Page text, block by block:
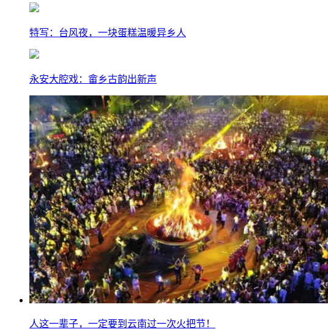
特写：台风夜，一块蛋糕温暖异乡人
永安大腔戏：畲乡古韵出新声
人这一辈子，一定要到云南过一次火把节！